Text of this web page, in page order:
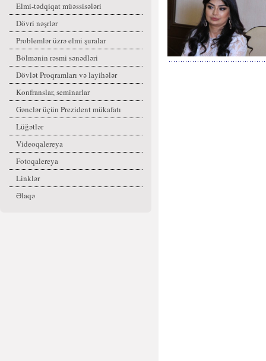
Elmi-tədqiqat müəssisələri
Dövri nəşrlər
Problemlər üzrə elmi şuralar
Bölmənin rəsmi sənədləri
Dövlət Proqramları və layihələr
Konfranslar, seminarlar
Gənclər üçün Prezident mükafatı
Lüğətlər
Videoqalereya
Fotoqalereya
Linklər
Əlaqə